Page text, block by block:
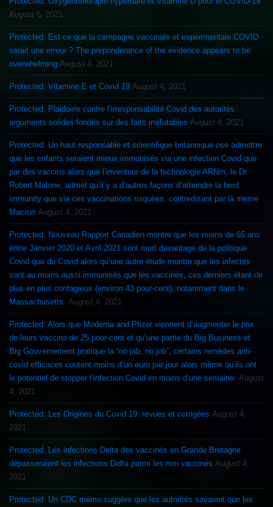
August 5, 2021
Protected: Est ce que la campagne vaccinale et expérimentale COVID
serait une erreur ? The preponderance of the evidence appears to be
overwhelming August 4, 2021
Protected: Vitamine E et Covid 19 August 4, 2021
Protected: Plaidoirie contre l’irresponsabilité Covid des autorités:
arguments solides fondés sur des faits irréfutables August 4, 2021
Protected: Un haut responsable et scientifique britannique ose admettre
que les enfants seraient mieux immunisés via une infection Covid que
par des vaccins alors que l’inventeur de la technologie ARNm, le Dr.
Robert Malone, admet qu’il y a d’autres façons d’atteindre la herd
immunity que via ces vaccinations risquées, contredisant par là meme
Macron August 4, 2021
Protected: Nouveau Rapport Canadien montre que les moins de 65 ans
entre Janvier 2020 et Avril 2021 sont mort davantage de la politique
Covid que du Covid alors qu’une autre étude montre que les infectés
sont au moins aussi immunisés que les vaccinés, ces derniers étant de
plus en plus contagieux (environ 43 pour-cent), notamment dans le
Massachusetts.
August 4, 2021
Protected: Alors que Moderna and Pfizer viennent d’augmenter le prix
de leurs vaccins de 25 pour-cent et qu’une partie du Big Business et
Big Gouvernement pratique la “no jab, no job”, certains remèdes anti-
covid efficaces coutent moins d’un euro par jour alors même qu’ils ont
le potentiel de stopper l’infection Covid en moins d’une semaine. August
4, 2021
Protected: Les Origines du Covid 19: revues et corrigées August 4,
2021
Protected: Les infections Delta des vaccinés en Grande Bretagne
dépasseraient les infections Delta parmi les non vaccinés August 4,
2021
Protected: Un CDC mémo suggère que les autorités savaient que les